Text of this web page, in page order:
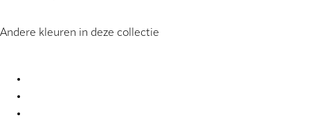
Andere kleuren in deze collectie